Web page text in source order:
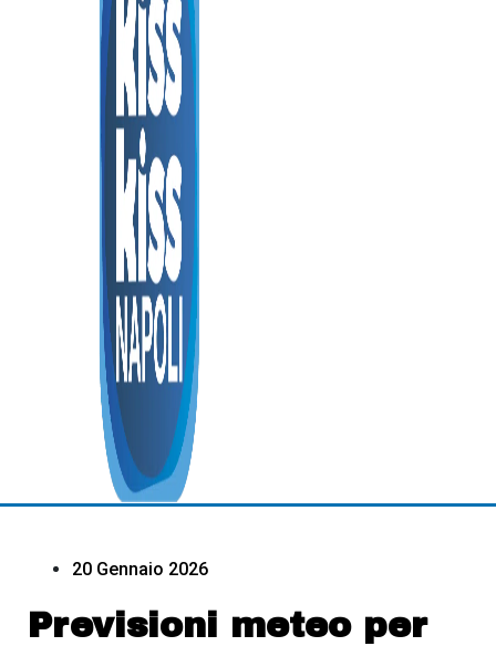
20 Gennaio 2026
Previsioni meteo per